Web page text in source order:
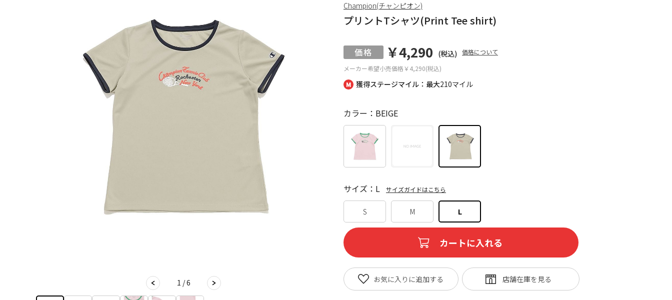
1 / 6
獲得ステージマイル：最大210マイル
プリントTシャツ(Print Tee shirt)
メーカー希望小売価格￥4,290(税込)
￥4,290 (税込) 価格について
カラー：BEIGE
S M L
サイズ：L サイズガイドはこちら
カートに入れる
お気に入りに追加する
Champion(チャンピオン)